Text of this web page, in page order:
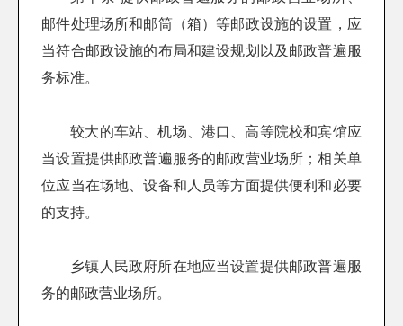
邮件处理场所和邮筒（箱）等邮政设施的设置，应
当符合邮政设施的布局和建设规划以及邮政普遍服
务标准。
较大的车站、机场、港口、高等院校和宾馆应
当设置提供邮政普遍服务的邮政营业场所；相关单
位应当在场地、设备和人员等方面提供便利和必要
的支持。
乡镇人民政府所在地应当设置提供邮政普遍服
务的邮政营业场所。